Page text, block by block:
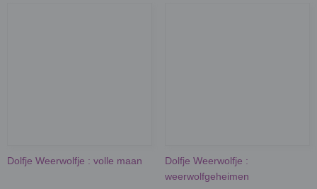
Dolfje Weerwolfje : volle maan
Dolfje Weerwolfje :
weerwolfgeheimen